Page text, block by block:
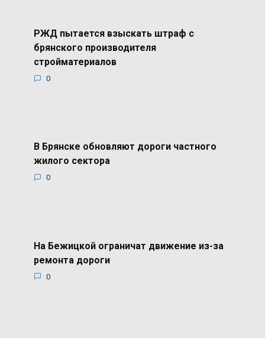
РЖД пытается взыскать штраф с
брянского производителя
стройматериалов
0
В Брянске обновляют дороги частного
жилого сектора
0
На Бежицкой ограничат движение из-за
ремонта дороги
0